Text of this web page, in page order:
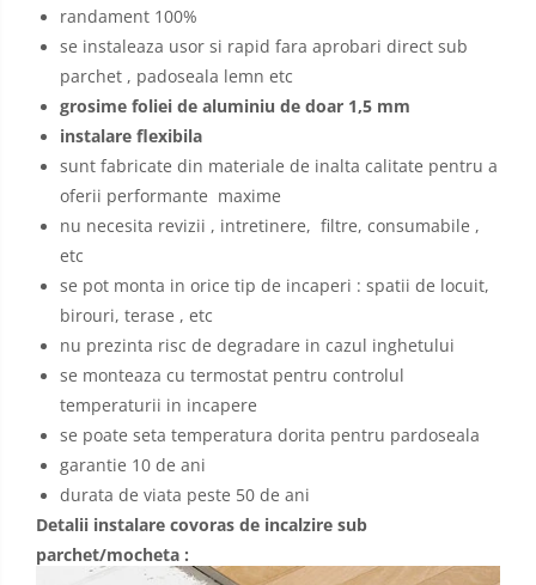
randament 100%
se instaleaza usor si rapid fara aprobari direct sub
parchet , padoseala lemn etc
grosime foliei de aluminiu de doar 1,5 mm
instalare flexibila
sunt fabricate din materiale de inalta calitate pentru a
oferii performante maxime
nu necesita revizii , intretinere, filtre, consumabile ,
etc
se pot monta in orice tip de incaperi : spatii de locuit,
birouri, terase , etc
nu prezinta risc de degradare in cazul inghetului
se monteaza cu termostat pentru controlul
temperaturii in incapere
se poate seta temperatura dorita pentru pardoseala
garantie 10 de ani
durata de viata peste 50 de ani
Detalii instalare covoras de incalzire sub
parchet/mocheta :